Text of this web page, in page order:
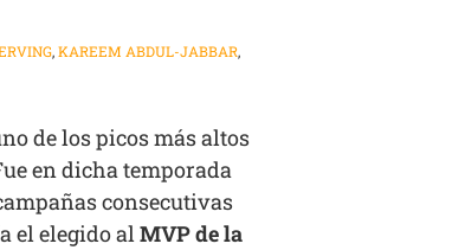
,KAREEM ABDUL-JABBAR,
de los picos más altos
en dicha temporada
consecutivas
el elegido alMVP de la